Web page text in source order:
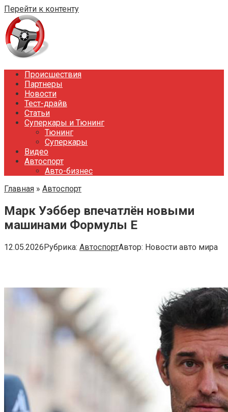
Перейти к контенту
Происшествия
Партнеры
Новости
Тест-драйв
Статьи
Суперкары и Тюнинг
Тюнинг
Суперкары
Видео
Автоспорт
Авто-бизнес
Главная » Автоспорт
Марк Уэббер впечатлён новыми
машинами Формулы Е
12.05.2026Рубрика: АвтоспортАвтор: Новости авто мира